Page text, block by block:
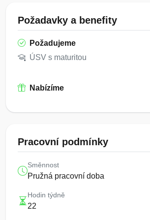
Požadavky a benefity
Požadujeme
ÚSV s maturitou
Nabízíme
Pracovní podmínky
Směnnost
Pružná pracovní doba
Hodin týdně
22